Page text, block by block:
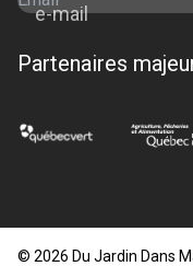
e-mail
Partenaires
© 2026 Du Jardin Dans